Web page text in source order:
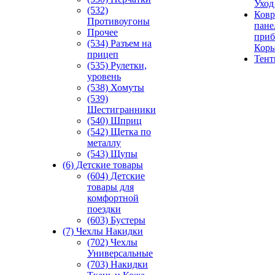
(532)
Противоугоны
Прочее
(534) Разъем на
прицеп
(535) Рулетки,
уровень
(538) Хомуты
(539)
Шестигранники
(540) Шприц
(542) Щетка по
металлу
(543) Щупы
(6) Детские товары
(604) Детские
товары для
комфортной
поездки
(603) Бустеры
(7) Чехлы Накидки
(702) Чехлы
Универсальные
(703) Накидки
Уход